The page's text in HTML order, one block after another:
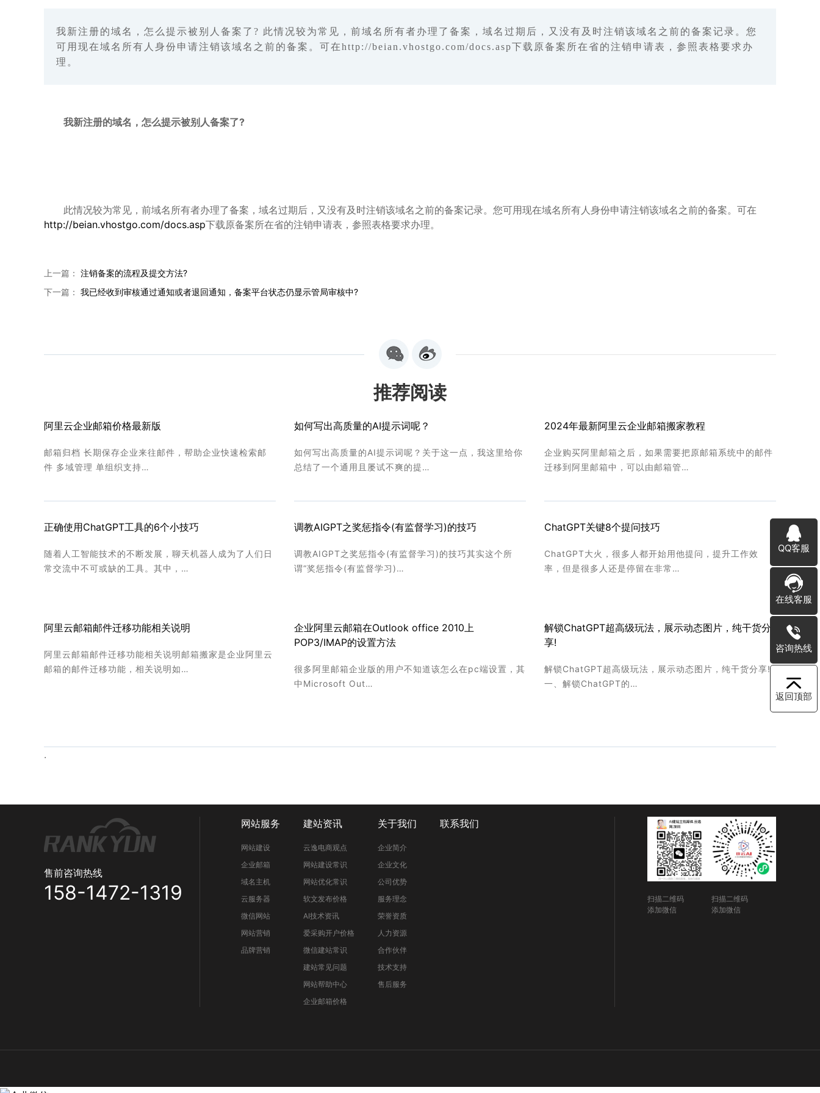
我新注册的域名，怎么提示被别人备案了? 此情况较为常见，前域名所有者办理了备案，域名过期后，又没有及时注销该域名之前的备案记录。您
可用现在域名所有人身份申请注销该域名之前的备案。可在http://beian.vhostgo.com/docs.asp下载原备案所在省的注销申请表，参照表格要求办
理。
我新注册的域名，怎么提示被别人备案了?
此情况较为常见，前域名所有者办理了备案，域名过期后，又没有及时注销该域名之前的备案记录。您可用现在域名所有人身份申请注销该域名之前的备案。可在
http://beian.vhostgo.com/docs.asp下载原备案所在省的注销申请表，参照表格要求办理。
上一篇： 注销备案的流程及提交方法?
下一篇： 我已经收到审核通过通知或者退回通知，备案平台状态仍显示管局审核中?
推荐阅读
阿里云企业邮箱价格最新版
邮箱归档 长期保存企业来往邮件，帮助企业快速检索邮
件 多域管理 单组织支持…
如何写出高质量的AI提示词呢？
如何写出高质量的AI提示词呢？关于这一点，我这里给你
总结了一个通用且屡试不爽的提…
2024年最新阿里云企业邮箱搬家教程
企业购买阿里邮箱之后，如果需要把原邮箱系统中的邮件
迁移到阿里邮箱中，可以由邮箱管…
正确使用ChatGPT工具的6个小技巧
随着人工智能技术的不断发展，聊天机器人成为了人们日
常交流中不可或缺的工具。其中，…
调教AIGPT之奖惩指令(有监督学习)的技巧
调教AIGPT之奖惩指令(有监督学习)的技巧其实这个所
谓“奖惩指令(有监督学习)…
ChatGPT关键8个提问技巧
ChatGPT大火，很多人都开始用他提问，提升工作效
率，但是很多人还是停留在非常…
阿里云邮箱邮件迁移功能相关说明
阿里云邮箱邮件迁移功能相关说明邮箱搬家是企业阿里云
邮箱的邮件迁移功能，相关说明如…
企业阿里云邮箱在Outlook office 2010上
POP3/IMAP的设置方法
很多阿里邮箱企业版的用户不知道该怎么在pc端设置，其
中Microsoft Out…
解锁ChatGPT超高级玩法，展示动态图片，纯干货分
享!
解锁ChatGPT超高级玩法，展示动态图片，纯干货分享!
一、解锁ChatGPT的…
.
售前咨询热线
158-1472-1319
网站服务
网站建设
企业邮箱
域名主机
云服务器
微信网站
网站营销
品牌营销
建站资讯
云逸电商观点
网站建设常识
网站优化常识
软文发布价格
AI技术资讯
爱采购开户价格
微信建站常识
建站常见问题
网站帮助中心
企业邮箱价格
关于我们
企业简介
企业文化
公司优势
服务理念
荣誉资质
人力资源
合作伙伴
技术支持
售后服务
联系我们
扫描二维码
添加微信
扫描二维码
添加微信
QQ客服
在线客服
咨询热线
返回顶部